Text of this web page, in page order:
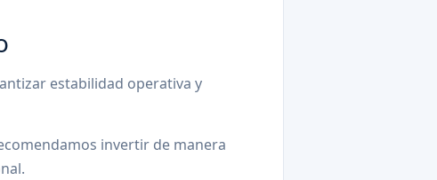
estabilidad operativa y
invertir de manera